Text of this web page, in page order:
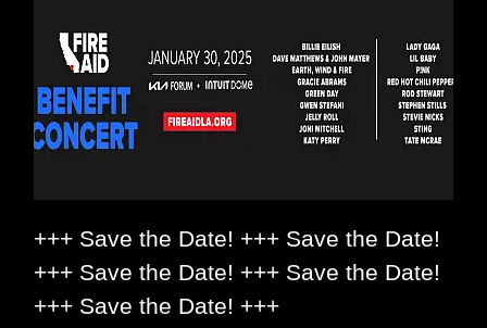
+++ Save the Date! +++ Save the Date!
+++ Save the Date! +++ Save the Date!
+++ Save the Date! +++